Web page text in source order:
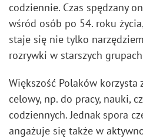
codziennie. Czas spędzany
wśród osób po 54. roku
staje się nie tylko
rozrywki w starszych
Większość Polaków
celowy, np. do pracy, nauki,
codziennych. Jednak spora
angażuje się także w